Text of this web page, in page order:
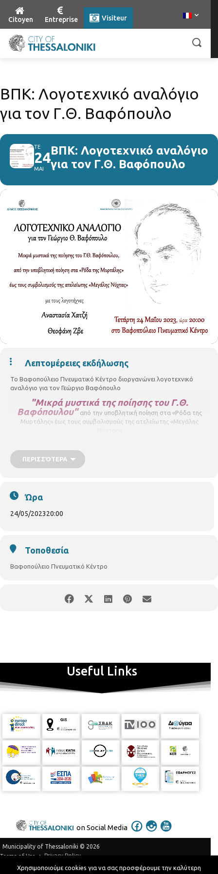
Citoyen Entreprise Visiteur
ΒΠΚ: Λογοτεχνικό αναλόγιο
για τον Γ.Θ. Βαφόπουλο
ΤΕ
24
ΜΑΙ
ΒΠΚ: Λογοτεχνικό αναλόγιο
για τον Γ.Θ. Βαφόπουλο
Λεπτομέρειες εκδήλωσης
Το Βαφοπούλειο Πνευματικό Κέντρο διοργανώνει λογοτεχνικό
αναλόγιο για τον Γεώργιο Βαφόπουλο
"Μικρά μυστικά της ποίησης του Γ.Θ.
Βαφόπουλου" από την υποβλητική ποίηση στα «Ρόδα της
Μυρτάλης» έως τους συμβολισμούς της ατελείωτης «Μεγάλης
Βαφοπουλείου Πνευματικό Κέντρο
Με τους λογοτέχνες
Γεώργιος Βαφόπουλος Ένας μεγάλος ποιητής με απέραντο
ΠΕΡΙΣΣΌΤΕΡΑ
Ώρα
24/05/202320:00
Τοποθεσία
Βαφοπούλειο Πνευματικό Κέντρο
Useful Links
on Social Media
Municipality of Thessaloniki © 2026
Terms of Use
Privacy Policy
Telephone Catalog
Χρησιμοποιούμε cookies για να σας προσφέρουμε την καλύτερη